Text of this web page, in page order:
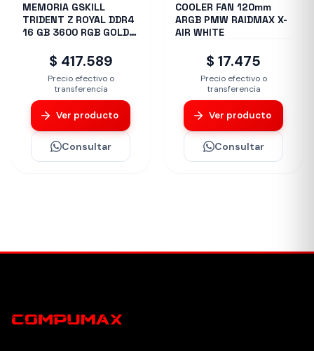
MEMORIA GSKILL
TRIDENT Z ROYAL DDR4
16 GB 3600 RGB GOLD
$ 417.589
Precio efectivo o
transferencia
Ver producto
Consultar
COOLER FAN 120mm
ARGB PMW RAIDMAX X-
AIR WHITE
$ 17.475
Precio efectivo o
transferencia
Ver producto
Consultar